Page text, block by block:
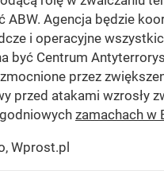
ABW. Agencja będzie
i operacyjne
być Centrum
przez
przed atakami wzrosły
zamachach w
Wprost.pl